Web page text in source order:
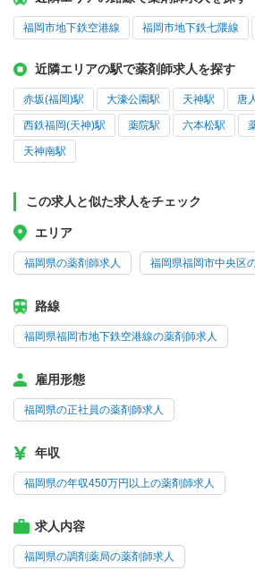
福岡市地下鉄空港線 福岡市地下鉄七隈線
近隣エリアの駅で薬剤師求人を探す
赤坂(福岡)駅 大濠公園駅 天神駅 唐
西鉄福岡(天神)駅 薬院駅 六本松駅
天神南駅
この求人と似た求人をチェック
エリア
福岡県の薬剤師求人 福岡県福岡市中央区
路線
福岡県福岡市地下鉄空港線の薬剤師求人
雇用形態
福岡県の正社員の薬剤師求人
年収
福岡県の年収450万円以上の薬剤師求人
求人内容
福岡県の調剤薬局の薬剤師求人